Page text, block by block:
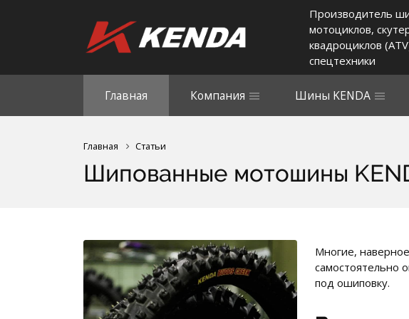
Производитель
мотоциклов,
квадроциклов
спецтехники
Главная Компания Шины KENDA
Главная Статьи
Шипованные мотошины
Многие,
самостоятельно
под ошиповку.